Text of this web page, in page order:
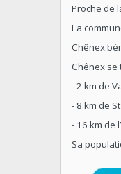
Proche de
La
Chênex
Chênex se
- 2 km de
- 8 km de
- 16 km de
Sa